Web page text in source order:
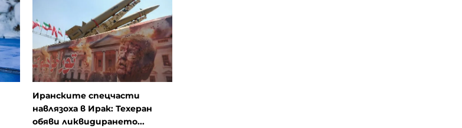
Иранските спецчасти
навлязоха в Ирак: Техеран
обяви ликвидирането...